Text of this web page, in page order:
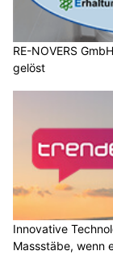
RE-NOVERS
gelöst
Innovative
Massstäbe, wenn